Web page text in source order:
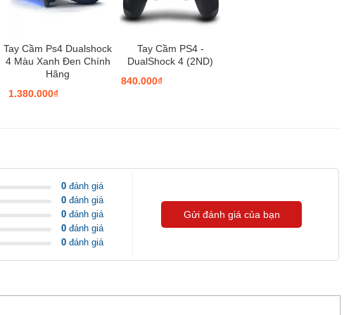
Tay Cầm Ps4 Dualshock
4 Màu Xanh Đen Chính
Hãng
1.380.000₫
Tay Cầm PS4 -
DualShock 4 (2ND)
840.000₫
0 đánh giá
0 đánh giá
0 đánh giá
0 đánh giá
0 đánh giá
Gửi đánh giá của bạn